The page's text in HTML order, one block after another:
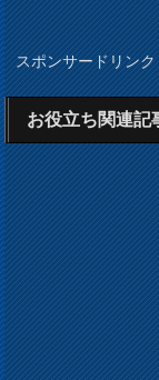
スポンサードリンク
お役立ち関連記